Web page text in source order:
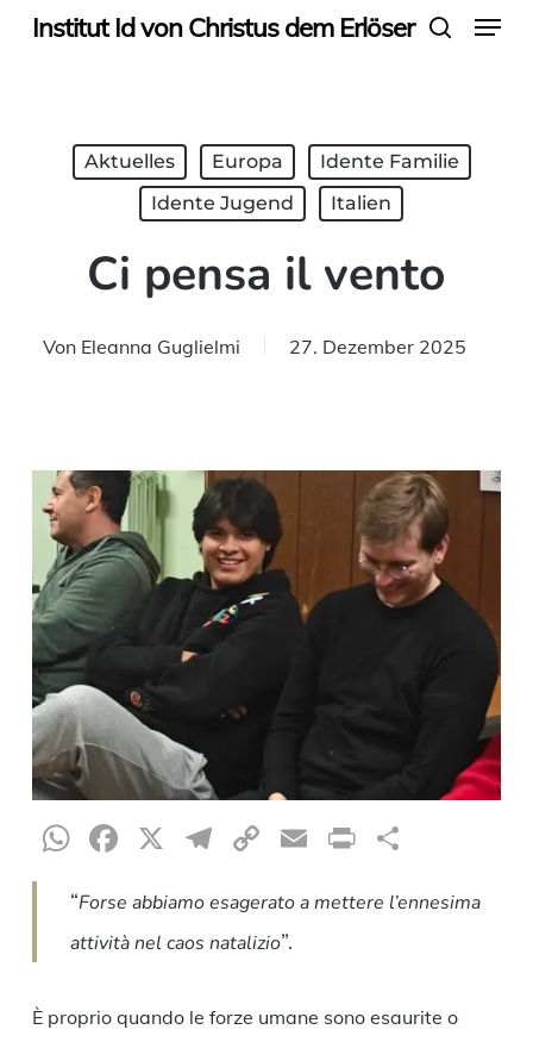
SkipInstitut Id von Christus dem Erlöser Menu
Aktuelles Europa
Idente Familie
Idente Jugend
Italien
Ci pensa il vento
Von Eleanna Guglielmi 27. Dezember 2025
WhatsApp
Facebook
X Telegram
CopyEmailPrint
“Forse abbiamo esagerato a mettere l’ennesima
attività nel caos natalizio”.
È proprio quando le forze umane sono esaurite o